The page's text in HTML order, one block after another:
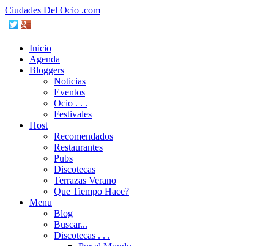
Ciudades Del Ocio .com
Inicio
Agenda
Bloggers
Noticias
Eventos
Ocio . . .
Festivales
Host
Recomendados
Restaurantes
Pubs
Discotecas
Terrazas Verano
Que Tiempo Hace?
Menu
Blog
Buscar...
Discotecas . . .